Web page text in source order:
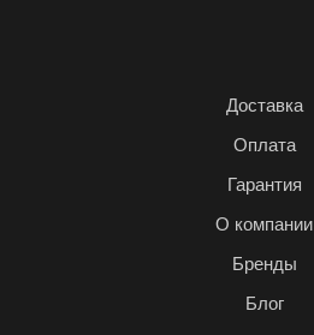
Доставка
Оплата
Гарантия
О компании
Бренды
Блог